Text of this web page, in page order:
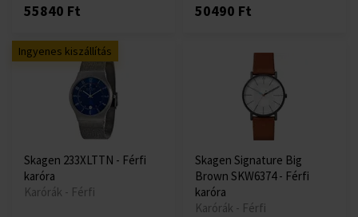
55840 Ft 50490 Ft
Ingyenes kiszállítás
Skagen 233XLTTN - Férfi
karóra
Karórák - Férfi
Skagen Signature Big
Brown SKW6374 - Férfi
karóra
Karórák - Férfi